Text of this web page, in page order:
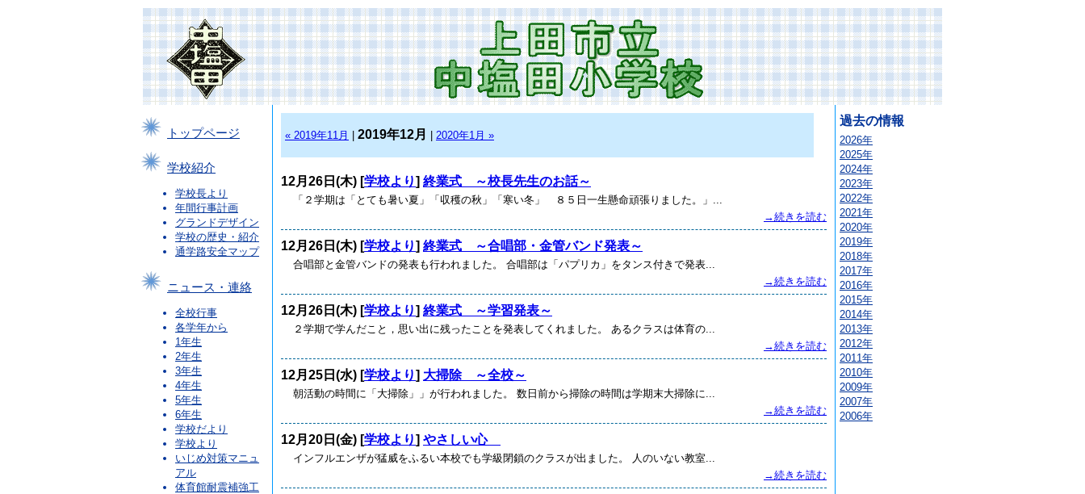
トップページ
学校紹介
学校長より
年間行事計画
グランドデザイン
学校の歴史・紹介
通学路安全マップ
ニュース・連絡
全校行事
各学年から
1年生
2年生
3年生
4年生
5年生
6年生
学校だより
学校より
いじめ対策マニュ
アル
体育館耐震補強工
« 2019年11月 2019年12月 2020年1月 »
12月26日(木) [学校より] 終業式 ～校長先生のお話～
「２学期は「とても暑い夏」「収穫の秋」「寒い冬」 ８５日一生懸命頑張りました。」...
→続きを読む
12月26日(木) [学校より] 終業式 ～合唱部・金管バンド発表～
合唱部と金管バンドの発表も行われました。 合唱部は「パプリカ」をタンス付きで発表...
→続きを読む
12月26日(木) [学校より] 終業式 ～学習発表～
２学期で学んだこと，思い出に残ったことを発表してくれました。 あるクラスは体育の...
→続きを読む
12月25日(水) [学校より] 大掃除 ～全校～
朝活動の時間に「大掃除」」が行われました。 数日前から掃除の時間は学期末大掃除に...
→続きを読む
12月20日(金) [学校より] やさしい心
インフルエンザが猛威をふるい本校でも学級閉鎖のクラスが出ました。 人のいない教室...
→続きを読む
過去の情報
2026年
2025年
2024年
2023年
2022年
2021年
2020年
2019年
2018年
2017年
2016年
2015年
2014年
2013年
2012年
2011年
2010年
2009年
2007年
2006年